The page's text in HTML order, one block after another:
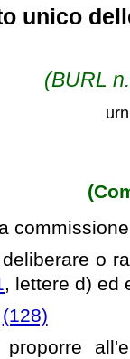
unico
(BURL
deliberare o
, lettere d) ed
(128)
proporre